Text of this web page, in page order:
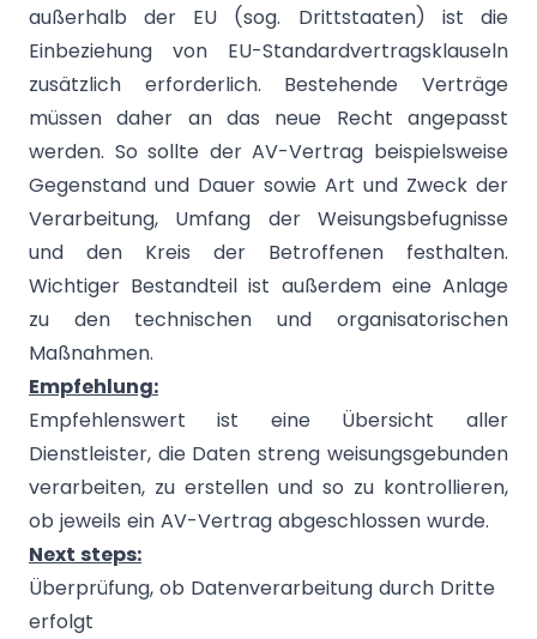
außerhalb der EU (sog. Drittstaaten) ist die
Einbeziehung von EU-Standardvertragsklauseln
zusätzlich erforderlich. Bestehende Verträge
müssen daher an das neue Recht angepasst
werden. So sollte der AV-Vertrag beispielsweise
Gegenstand und Dauer sowie Art und Zweck der
Verarbeitung, Umfang der Weisungsbefugnisse
und den Kreis der Betroffenen festhalten.
Wichtiger Bestandteil ist außerdem eine Anlage
zu den technischen und organisatorischen
Maßnahmen.
Empfehlung:
Empfehlenswert ist eine Übersicht aller
Dienstleister, die Daten streng weisungsgebunden
verarbeiten, zu erstellen und so zu kontrollieren,
ob jeweils ein AV-Vertrag abgeschlossen wurde.
Next steps:
Überprüfung, ob Datenverarbeitung durch Dritte
erfolgt